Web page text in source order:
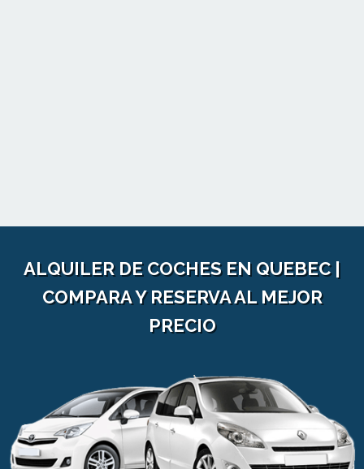
ALQUILER DE COCHES EN QUEBEC |
COMPARA Y RESERVA AL MEJOR
PRECIO